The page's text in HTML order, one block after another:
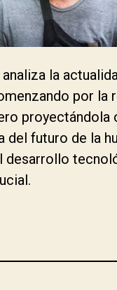
la
por la
proyectándola
del futuro de la
desarrollo